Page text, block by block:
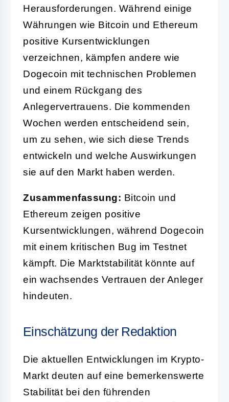
Herausforderungen. Während einige
Währungen wie Bitcoin und Ethereum
positive Kursentwicklungen
verzeichnen, kämpfen andere wie
Dogecoin mit technischen Problemen
und einem Rückgang des
Anlegervertrauens. Die kommenden
Wochen werden entscheidend sein,
um zu sehen, wie sich diese Trends
entwickeln und welche Auswirkungen
sie auf den Markt haben werden.
Zusammenfassung: Bitcoin und
Ethereum zeigen positive
Kursentwicklungen, während Dogecoin
mit einem kritischen Bug im Testnet
kämpft. Die Marktstabilität könnte auf
ein wachsendes Vertrauen der Anleger
hindeuten.
Einschätzung der Redaktion
Die aktuellen Entwicklungen im Krypto-
Markt deuten auf eine bemerkenswerte
Stabilität bei den führenden